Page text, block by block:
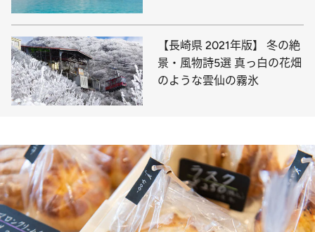
【長崎県 2021年版】 冬の絶
景・風物詩5選 真っ白の花畑
のような雲仙の霧氷